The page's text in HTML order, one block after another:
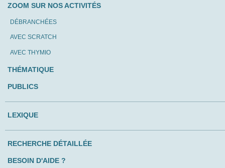
ZOOM SUR NOS ACTIVITÉS
DÉBRANCHÉES
AVEC SCRATCH
AVEC THYMIO
THÉMATIQUE
PUBLICS
LEXIQUE
RECHERCHE DÉTAILLÉE
BESOIN D'AIDE ?